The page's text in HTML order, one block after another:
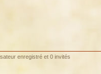
enregistré et 0 invités